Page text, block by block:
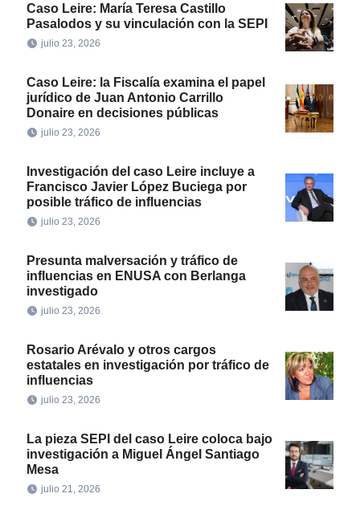
Caso Leire: María Teresa Castillo
Pasalodos y su vinculación con la SEPI
julio 23, 2026
Caso Leire: la Fiscalía examina el papel
jurídico de Juan Antonio Carrillo
Donaire en decisiones públicas
julio 23, 2026
Investigación del caso Leire incluye a
Francisco Javier López Buciega por
posible tráfico de influencias
julio 23, 2026
Presunta malversación y tráfico de
influencias en ENUSA con Berlanga
investigado
julio 23, 2026
Rosario Arévalo y otros cargos
estatales en investigación por tráfico de
influencias
julio 23, 2026
La pieza SEPI del caso Leire coloca bajo
investigación a Miguel Ángel Santiago
Mesa
julio 21, 2026